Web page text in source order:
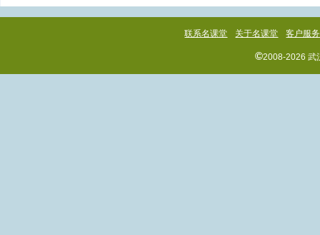
联系名课堂 关于名课堂 客户服
©2008-2026 武